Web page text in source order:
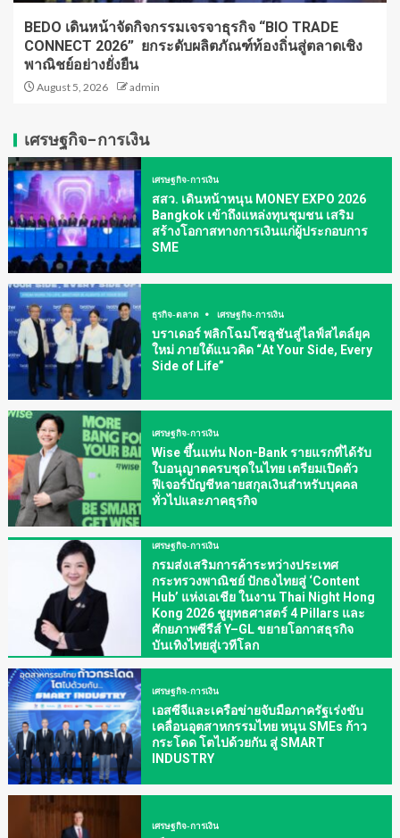
BEDO เดินหน้าจัดกิจกรรมเจรจาธุรกิจ “BIO TRADE
CONNECT 2026” ยกระดับผลิตภัณฑ์ท้องถิ่นสู่ตลาดเชิง
พาณิชย์อย่างยั่งยืน
August 5, 2026 admin
เศรษฐกิจ-การเงิน
เศรษฐกิจ-การเงิน
สสว. เดินหน้าหนุน MONEY EXPO 2026
Bangkok เข้าถึงแหล่งทุนชุมชน เสริม
สร้างโอกาสทางการเงินแก่ผู้ประกอบการ
SME
ธุรกิจ-ตลาด เศรษฐกิจ-การเงิน
บราเดอร์ พลิกโฉมโซลูชันสู่ไลฟ์สไตล์ยุค
ใหม่ ภายใต้แนวคิด “At Your Side, Every
Side of Life”
เศรษฐกิจ-การเงิน
Wise ขึ้นแท่น Non-Bank รายแรกที่ได้รับ
ใบอนุญาตครบชุดในไทย เตรียมเปิดตัว
ฟีเจอร์บัญชีหลายสกุลเงินสำหรับบุคคล
ทั่วไปและภาคธุรกิจ
เศรษฐกิจ-การเงิน
กรมส่งเสริมการค้าระหว่างประเทศ
กระทรวงพาณิชย์ ปักธงไทยสู่ ‘Content
Hub’ แห่งเอเชีย ในงาน Thai Night Hong
Kong 2026 ชูยุทธศาสตร์ 4 Pillars และ
ศักยภาพซีรีส์ Y–GL ขยายโอกาสธุรกิจ
บันเทิงไทยสู่เวทีโลก
เศรษฐกิจ-การเงิน
เอสซีจีและเครือข่ายจับมือภาครัฐเร่งขับ
เคลื่อนอุตสาหกรรมไทย หนุน SMEs ก้าว
กระโดด โตไปด้วยกัน สู่ SMART
INDUSTRY
เศรษฐกิจ-การเงิน